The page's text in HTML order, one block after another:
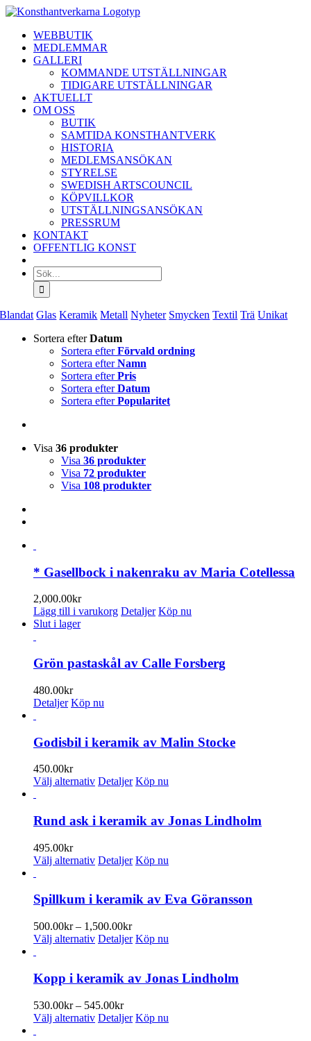
Fortsätt
innehålletWEBBUTIK
MEDLEMMAR
GALLERI
KOMMANDE UTSTÄLLNINGAR
TIDIGARE UTSTÄLLNINGAR
AKTUELLT
OM OSS
BUTIK
SAMTIDA KONSTHANTVERK
HISTORIA
MEDLEMSANSÖKAN
STYRELSE
SWEDISH ARTSCOUNCIL
KÖPVILLKOR
UTSTÄLLNINGSANSÖKAN
PRESSRUM
KONTAKT
OFFENTLIG KONST
Sök
efter:
Blandat Glas Keramik Metall Nyheter Smycken Textil Trä Unikat
Sortera efterDatum
Sortera efterFörvald ordning
Sortera efterNamn
Sortera efterPris
Sortera efterDatum
Sortera efterPopularitet
Visa 36 produkter
Visa 36 produkter
Visa 72 produkter
Visa 108 produkter
* Gasellbock i nakenraku av Maria Cotellessa
2,000.00kr
Lägg till i varukorg Detaljer Köp nu
Slut i lager
Grön pastaskål av Calle Forsberg
480.00kr
Detaljer Köp nu
Godisbil i keramik av Malin Stocke
450.00kr
Välj alternativ Den
har
flera
De
olika
kan
väljas
produktsidan
Detaljer Köp nu
Rund ask i keramik av Jonas Lindholm
495.00kr
Välj alternativ Den
har
varianter.
De
olika
väljas
produktsidan
Detaljer Köp nu
Spillkum i keramik av Eva Göransson
500.00kr – 1,500.00krPrisintervall:
500.00kr
Välj alternativ Den
har
flera
varianter.
De
olika
Detaljer Köp nu
Kopp i keramik av Jonas Lindholm
530.00kr – 545.00krPrisintervall:
530.00kr
Välj alternativ Den
Detaljer Köp nu